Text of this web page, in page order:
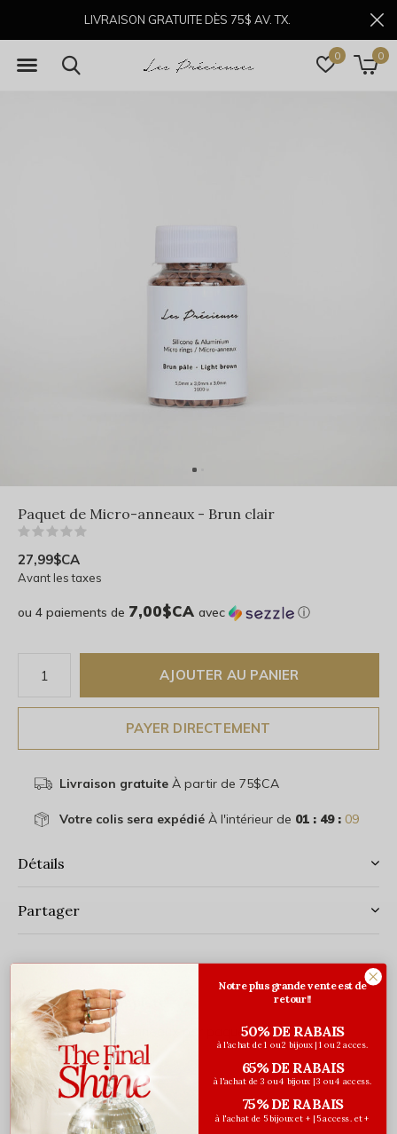
0 0
LIVRAISON GRATUITE DÈS 75$ AV. TX.
Paquet de Micro-anneaux - Brun clair
27,99$CA
Avant les taxes
ou 4 paiements de 7,00$CA avec ⓘ
AJOUTER AU PANIER
PAYER DIRECTEMENT
Livraison gratuiteÀ partir de 75$CA
Votre colis sera expédiéÀ l'intérieur de 01 : 49 : 09
Détails
Partager
Description complète
1000 micro-anneaux par paquet
Couleur: brun clair
Qualité supérieure
Notre plus grande vente est de
retour!!
50% DE RABAIS
à l'achat de 1 ou 2 bijoux | 1 ou 2 acces.
65% DE RABAIS
à l'achat de 3 ou 4 bijoux | 3 ou 4 access.
75% DE RABAIS
à l'achat de 5 bijoux et + | 5 access. et +